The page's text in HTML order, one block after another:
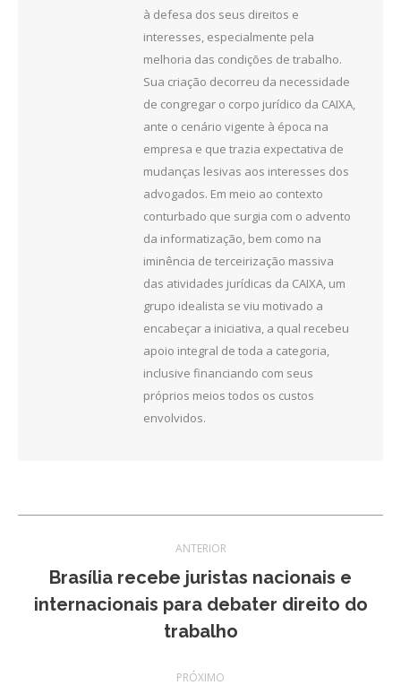
à defesa dos seus direitos e
interesses, especialmente pela
melhoria das condições de trabalho.
Sua criação decorreu da necessidade
de congregar o corpo jurídico da CAIXA,
ante o cenário vigente à época na
empresa e que trazia expectativa de
mudanças lesivas aos interesses dos
advogados. Em meio ao contexto
conturbado que surgia com o advento
da informatização, bem como na
iminência de terceirização massiva
das atividades jurídicas da CAIXA, um
grupo idealista se viu motivado a
encabeçar a iniciativa, a qual recebeu
apoio integral de toda a categoria,
inclusive financiando com seus
próprios meios todos os custos
envolvidos.
de
post:
ANTERIOR
Post
anterior:
Brasília recebe juristas nacionais e
internacionais para debater direito do
trabalho
PRÓXIMO